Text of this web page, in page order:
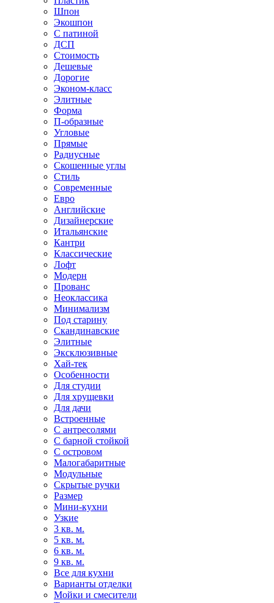
Шпон
Экошпон
С патиной
ДСП
Стоимость
Дешевые
Дорогие
Эконом-класс
Элитные
Форма
П-образные
Угловые
Прямые
Радиусные
Скошенные углы
Стиль
Современные
Евро
Английские
Дизайнерские
Итальянские
Кантри
Классические
Лофт
Модерн
Прованс
Неоклассика
Минимализм
Под старину
Скандинавские
Элитные
Эксклюзивные
Хай-тек
Особенности
Для студии
Для хрущевки
Для дачи
Встроенные
С антресолями
С барной стойкой
С островом
Малогабаритные
Модульные
Скрытые ручки
Размер
Мини-кухни
Узкие
3 кв. м.
5 кв. м.
6 кв. м.
9 кв. м.
Все для кухни
Варианты отделки
Мойки и смесители